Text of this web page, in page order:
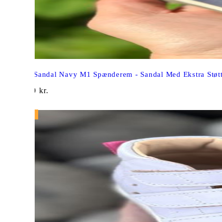
Aurelka Sandal Navy M1 Spænderem - Sandal Med Ekstra
1.099,00 kr.